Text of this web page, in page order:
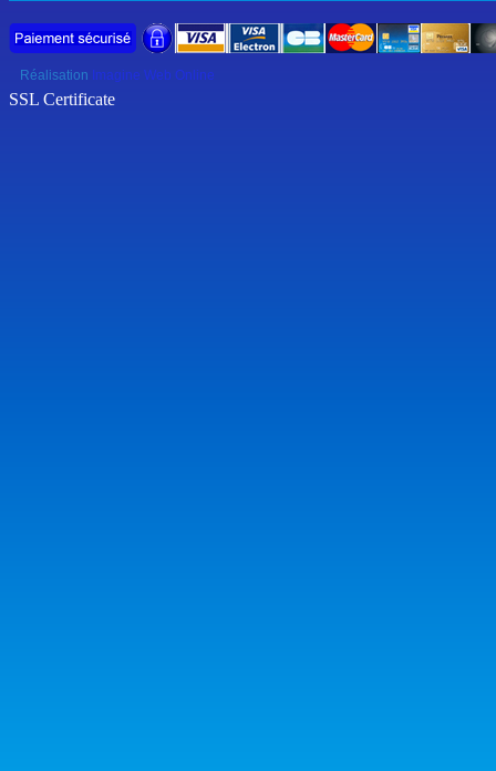
Réalisation Imagine Web Online
SSL Certificate